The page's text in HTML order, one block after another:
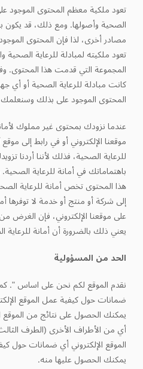
تعود ملكية معظم المحتوى الموجود
الصحية وأصولها. ومع ذلك، قد
مصادر أخرى، لذا فإن المحتوى
تعود ملكيته لمبادلة للرعاية
المجموعة التي قدمت هذا المحتوى.
كانت مبادلة للرعاية الصحية أو أي
المحتوى الموجود على بذلك وسنعلمك
عندما نزودك بمحتوى غير مملوك
موقعنا الإلكتروني أو في رابط إلى
للرعاية الصحية، فذلك لأننا أردنا
باهتماماتك في أمانة للرعاية
هذا المحتوى تخص أمانة للرعاية
إلى شركة أو منتج أو خدمة لا توفرها
على موقعنا الإلكتروني، فإن الغرض
يعني ذلك بالضرورة أن أمانة للرعاية
الحد من المسؤولية
نقدم الموقع لكم نحن على اساس ".
ضمانات حول كيفية عمل الموقع
يمكنك الحصول على نتائج من الموقع
أي من الأطراف الأخرى (الطرف
الموقع الإلكتروني أي ضمانات حول
يمكنك الحصول عليها منه.